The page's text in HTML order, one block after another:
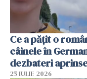
Ce a pățit o
câinele în
dezbateri
25 IULIE 2026